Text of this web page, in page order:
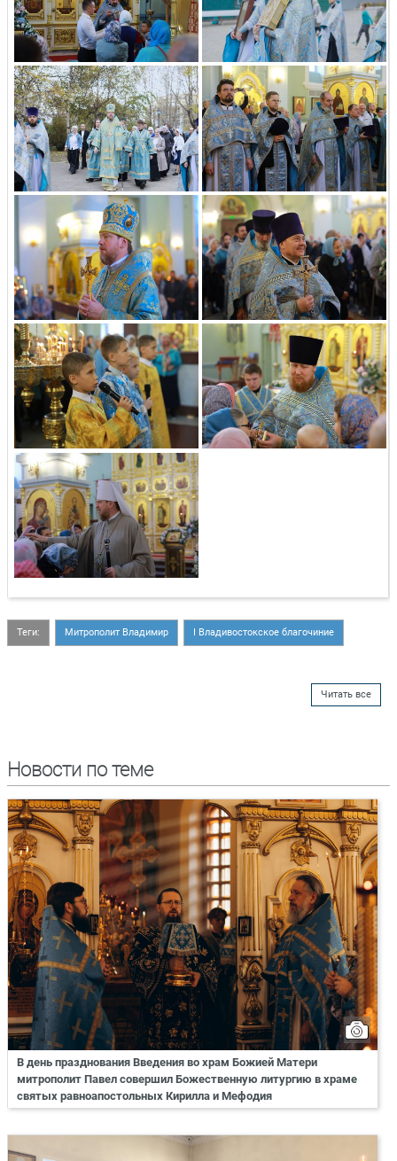
Теги: Митрополит Владимир I Владивостокское благочиние
Читать все
Новости по теме
В день празднования Введения во храм Божией Матери
митрополит Павел совершил Божественную литургию в храме
святых равноапостольных Кирилла и Мефодия